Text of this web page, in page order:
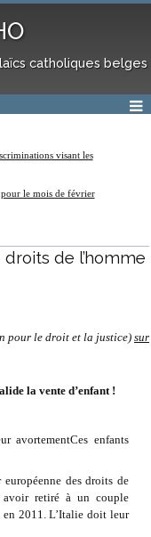
catholiques belges
visant les
le mois de février
de l’homme
pour le droit et la justice) sur
la vente d’enfant !
avortementCes enfants
des droits de
avoir retiré à un couple
en 2011. L’Italie doit leur